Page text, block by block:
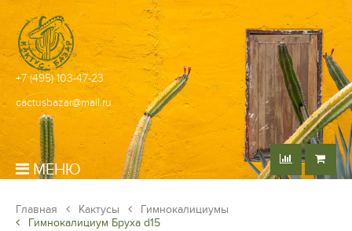
+7 (495) 103-47-23
cactusbazar@mail.ru
МЕНЮ
Главная Кактусы
Гимнокалициумы
Гимнокалициум Бруха d15